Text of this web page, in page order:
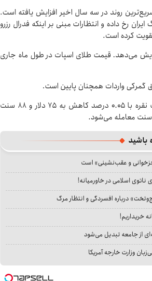
روند در سه سال اخیر افزایش یافته است.
رخ داده و انتظارات مبنی بر اینکه فدرال رزرو
کرده است.
می‌دهد. قیمت طلای اسپات در طول ماه جاری
گمرکی واردات همچنان پایین است.
به نقل از خبرآنلاین، در میان سایر فلزات گرانبها، قیمت نقره با ۰.۰۵ درصد کاهش به ۷۵ دلار و ۸۸ سنت
باشید
و عقب‌نشینی» است
اسلامی در خاورمیانه!
درباره افسردگی و انتظار مرگ
خریداریم!
از جامعه تبدیل می‌شود
وزارت خارجه آمریکا